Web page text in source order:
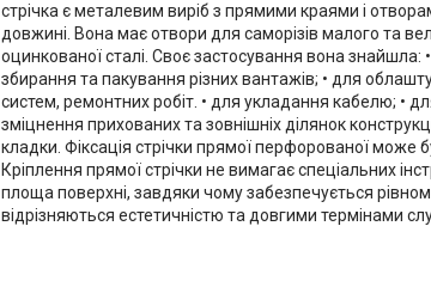
стрічка є металевим виріб з прямими краями і
довжині. Вона має отвори для саморізів малого та
оцинкованої сталі. Своє застосування вона знайшла:
збирання та пакування різних вантажів; • для
систем, ремонтних робіт. • для укладання кабелю; •
зміцнення прихованих та зовнішніх ділянок
кладки. Фіксація стрічки прямої перфорованої може
Кріплення прямої стрічки не вимагає спеціальних
площа поверхні, завдяки чому забезпечується
відрізняються естетичністю та довгими термінами